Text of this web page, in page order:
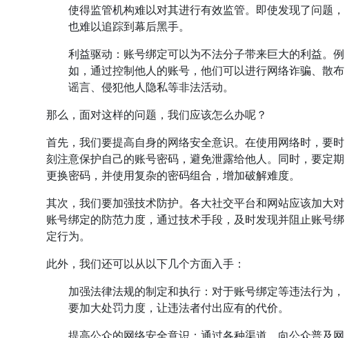
使得监管机构难以对其进行有效监管。即使发现了问题，
也难以追踪到幕后黑手。
利益驱动：账号绑定可以为不法分子带来巨大的利益。例
如，通过控制他人的账号，他们可以进行网络诈骗、散布
谣言、侵犯他人隐私等非法活动。
那么，面对这样的问题，我们应该怎么办呢？
首先，我们要提高自身的网络安全意识。在使用网络时，要时
刻注意保护自己的账号密码，避免泄露给他人。同时，要定期
更换密码，并使用复杂的密码组合，增加破解难度。
其次，我们要加强技术防护。各大社交平台和网站应该加大对
账号绑定的防范力度，通过技术手段，及时发现并阻止账号绑
定行为。
此外，我们还可以从以下几个方面入手：
加强法律法规的制定和执行：对于账号绑定等违法行为，
要加大处罚力度，让违法者付出应有的代价。
提高公众的网络安全意识：通过各种渠道，向公众普及网